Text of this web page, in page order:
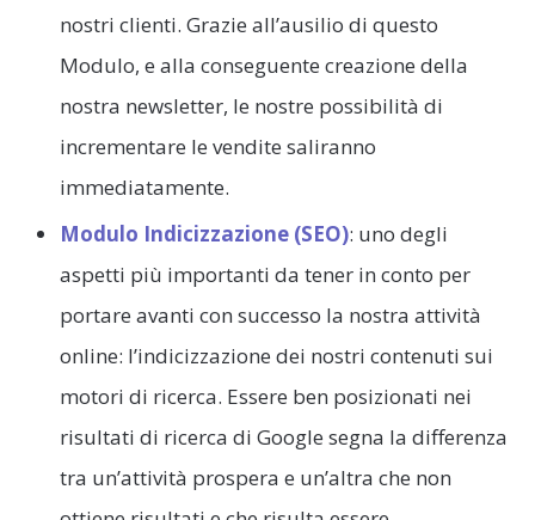
nostri clienti. Grazie all’ausilio di questo
Modulo, e alla conseguente creazione della
nostra newsletter, le nostre possibilità di
incrementare le vendite saliranno
immediatamente.
Modulo Indicizzazione (SEO): uno degli
aspetti più importanti da tener in conto per
portare avanti con successo la nostra attività
online: l’indicizzazione dei nostri contenuti sui
motori di ricerca. Essere ben posizionati nei
risultati di ricerca di Google segna la differenza
tra un’attività prospera e un’altra che non